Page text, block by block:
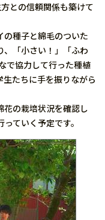
との信頼関係も築けて
種子と綿毛のついた
、「小さい！」「ふわ
で協力して行った種植
たちに手を振りながら
の栽培状況を確認し
ていく予定です。